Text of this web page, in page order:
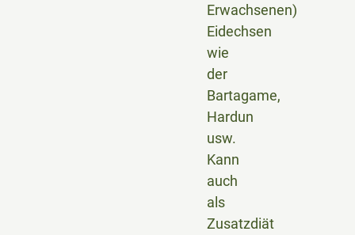
Erwachsenen)
Eidechsen
wie
der
Bartagame,
Hardun
usw.
Kann
auch
als
Zusatzdiät